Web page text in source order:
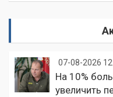
07-08-2026
На 10%
увеличить